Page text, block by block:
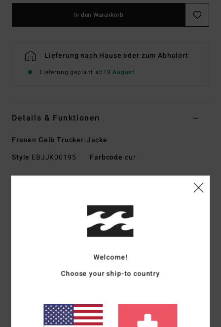
In den Warenkorb
Lieferung nach Hause oder zum Abholort
Lieferung geplant ab19 August
Details & Funktionen
Frauen Gelb Trucker-Jacke
Style EBJJK00195 Farbcode cur
Normale, Lockere Passform
Aufgesetzte Eingrifftaschen Vorne Und
Sherpa-Futter
Kontrastierender Cordkragen
Branding:Stickerei An Der Brusttasche
Welcome!
Choose your ship-to country